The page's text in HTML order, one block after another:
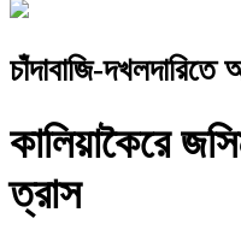
চাঁদাবাজি-
কালিয়াকৈরে
ত্রাস